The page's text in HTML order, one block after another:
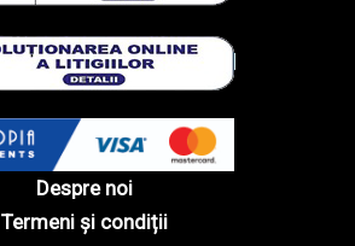
Despre noi
Termeni și condiții